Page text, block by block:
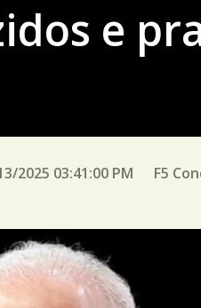
e
2025 03:41:00 PM F5